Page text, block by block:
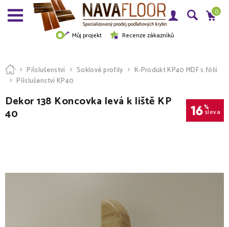
Můj projekt Recenze zákazníků
0
Příslušenství Soklové profily
K-Produkt KP40 MDF s fólií
Příslušenství KP40
Dekor 138 Koncovka levá k liště KP
40 16%
sleva